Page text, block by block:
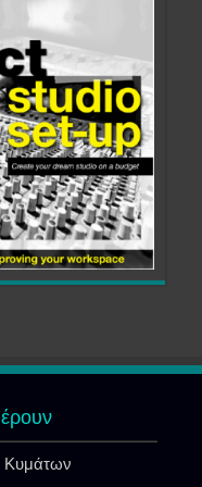
Κυμάτων